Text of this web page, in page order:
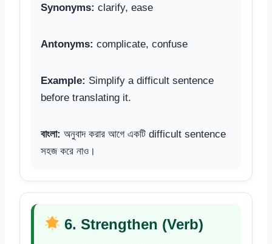
Synonyms: clarify, ease
Antonyms: complicate, confuse
Example: Simplify a difficult sentence
before translating it.
বাংলা: অনুবাদ করার আগে একটি difficult sentence
সহজ করে নাও।
6. Strengthen (Verb)